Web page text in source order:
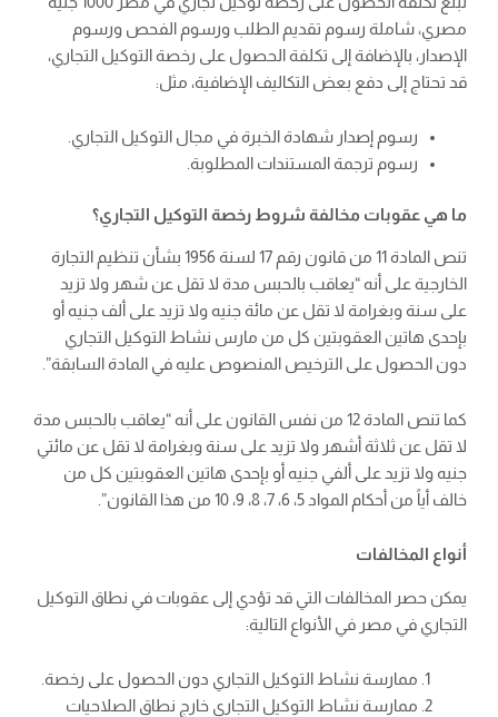
مصري، شاملة رسوم تقديم الطلب ورسوم الفحص ورسوم
الإصدار، بالإضافة إلى تكلفة الحصول على رخصة التوكيل التجاري،
قد تحتاج إلى دفع بعض التكاليف الإضافية، مثل:
رسوم إصدار شهادة الخبرة في مجال التوكيل التجاري.
رسوم ترجمة المستندات المطلوبة.
ما هي عقوبات مخالفة شروط رخصة التوكيل التجاري؟
تنص المادة 11 من قانون رقم 17 لسنة 1956 بشأن تنظيم التجارة
الخارجية على أنه “يعاقب بالحبس مدة لا تقل عن شهر ولا تزيد
على سنة وبغرامة لا تقل عن مائة جنيه ولا تزيد على ألف جنيه أو
بإحدى هاتين العقوبتين كل من مارس نشاط التوكيل التجاري
دون الحصول على الترخيص المنصوص عليه في المادة السابقة”.
كما تنص المادة 12 من نفس القانون على أنه “يعاقب بالحبس مدة
لا تقل عن ثلاثة أشهر ولا تزيد على سنة وبغرامة لا تقل عن مائتي
جنيه ولا تزيد على ألفي جنيه أو بإحدى هاتين العقوبتين كل من
خالف أياً من أحكام المواد 5، 6، 7، 8، 9، 10 من هذا القانون”.
أنواع المخالفات
يمكن حصر المخالفات التي قد تؤدي إلى عقوبات في نطاق التوكيل
التجاري في مصر في الأنواع التالية:
ممارسة نشاط التوكيل التجاري دون الحصول على رخصة.
ممارسة نشاط التوكيل التجاري خارج نطاق الصلاحيات